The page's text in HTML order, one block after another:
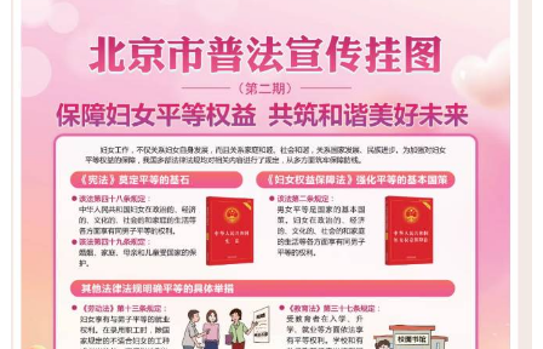
ENGLISH 한국어 日本語
DEUTSCH FRANÇAIS РУССКИЙ ЯЗЫК
ESPAÑOL العربية PORTUGUÊS
ITALIANO